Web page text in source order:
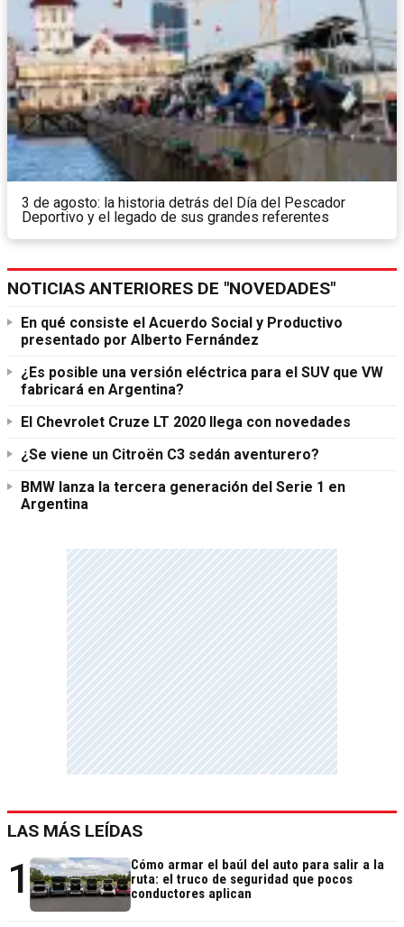
3 de agosto: la historia detrás del Día del Pescador
Deportivo y el legado de sus grandes referentes
NOTICIAS ANTERIORES DE "NOVEDADES"
En qué consiste el Acuerdo Social y Productivo
presentado por Alberto Fernández
¿Es posible una versión eléctrica para el SUV que VW
fabricará en Argentina?
El Chevrolet Cruze LT 2020 llega con novedades
¿Se viene un Citroën C3 sedán aventurero?
BMW lanza la tercera generación del Serie 1 en
Argentina
LAS MÁS LEÍDAS
1
Cómo armar el baúl del auto para salir a la
ruta: el truco de seguridad que pocos
conductores aplican